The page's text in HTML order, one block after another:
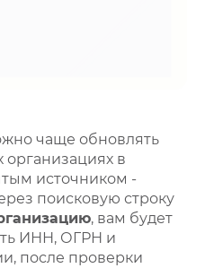
чаще обновлять
в
источником -
поисковую строку
, вам будет
ИНН, ОГРН и
после проверки